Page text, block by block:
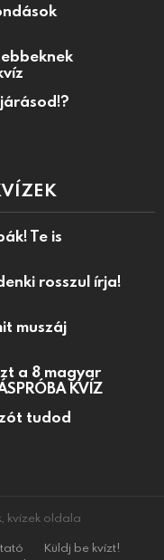
Te is
rosszul írja!
muszáj
a 8 magyar
KVÍZ
tudod
kvízek oldala
Küldj be kvízt!